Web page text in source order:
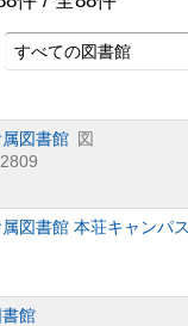
すべての図書館
図書館 図
図書館 本荘キャンパ
館